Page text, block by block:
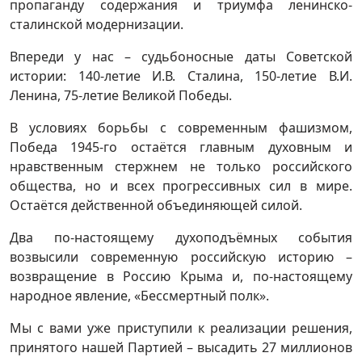
пропаганду содержания и триумфа ленинско-
сталинской модернизации.
Впереди у нас – судьбоносные даты Советской
истории: 140-летие И.В. Сталина, 150-летие В.И.
Ленина, 75-летие Великой Победы.
В условиях борьбы с современным фашизмом,
Победа 1945-го остаётся главным духовным и
нравственным стержнем не только российского
общества, но и всех прогрессивных сил в мире.
Остаётся действенной объединяющей силой.
Два по-настоящему духоподъёмных события
возвысили современную российскую историю –
возвращение в Россию Крыма и, по-настоящему
народное явление, «Бессмертный полк».
Мы с вами уже приступили к реализации решения,
принятого нашей Партией – высадить 27 миллионов